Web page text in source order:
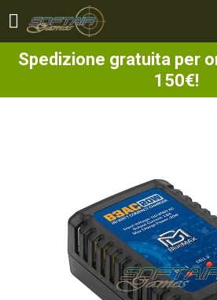
Spedizione gratuita per
150€!